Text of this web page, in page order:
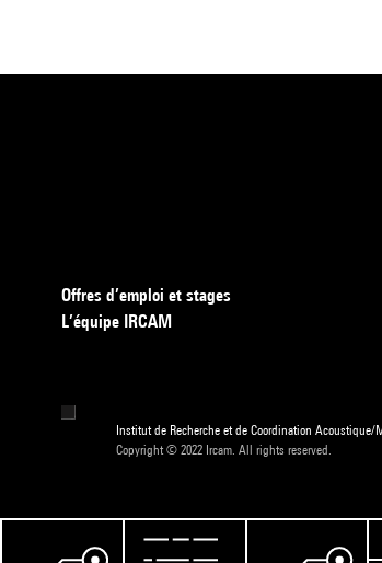
Offres d’emploi et stages
L’équipe IRCAM
Institut de Recherche et de Coordination Acoustique/
Copyright © 2022 Ircam. All rights reserved.